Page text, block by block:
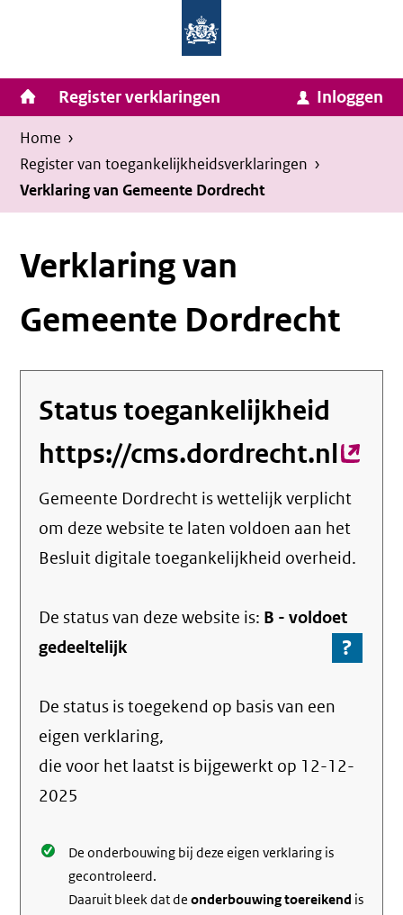
inhoud
van
Zaken
en
Koninkrijksrelaties
Homepage
van
Invulassistent
Toegankelijkheidsverklaring
Toegankelijkheidsverklaring
Hoofdnavigatie
Register verklaringen Inloggen
Kruimelpad
U
bevindt
zich
hier:
Home ›
Register van toegankelijkheids­verklaringen ›
Verklaring van Gemeente Dordrecht
Verklaring van
Gemeente Dordrecht
Status toegankelijkheid
https://cms.dordrecht.nl
link)
Gemeente Dordrecht is wettelijk verplicht
om deze website te laten voldoen aan het
Besluit digitale toegankelijkheid overheid.
De status van dezewebsite is: B -voldoet
gedeeltelijk
?
Ga
over
De status is toegekend op basis van een
eigen verklaring,
die voor het laatst is bijgewerkt op 12-12-
2025
De onderbouwing bij deze eigen verklaring is
gecontroleerd.
Daaruit bleek dat deonderbouwing toereikend is